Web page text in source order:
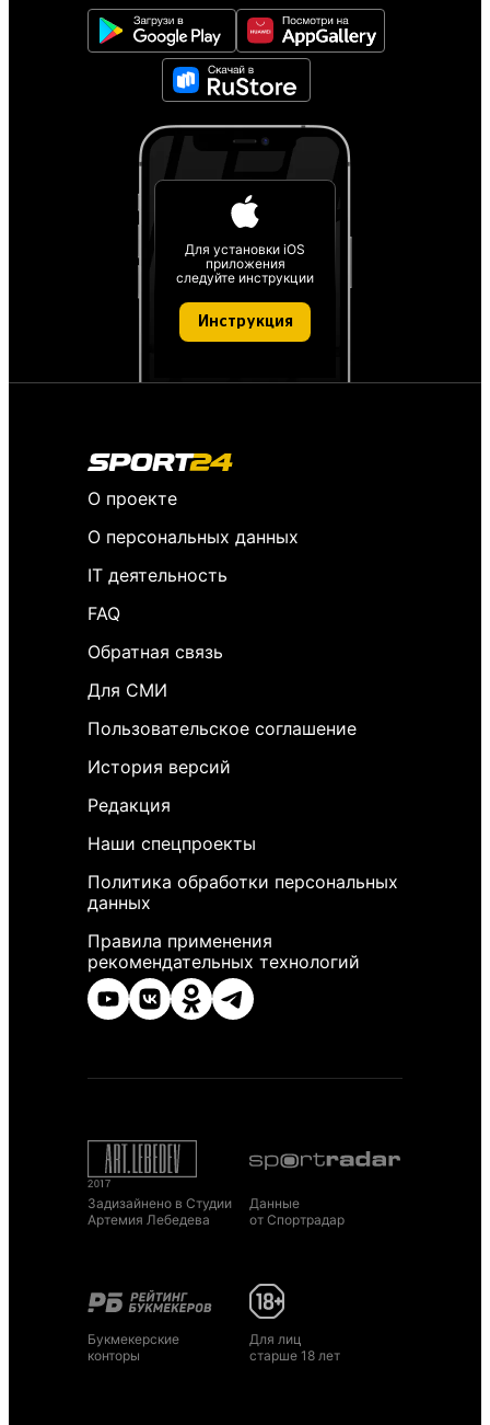
Для установки iOS
приложения
следуйте инструкции
Инструкция
О проекте
О персональных данных
IT деятельность
FAQ
Обратная связь
Для СМИ
Пользовательское соглашение
История версий
Редакция
Наши спецпроекты
Политика обработки персональных
данных
Правила применения
рекомендательных технологий
Задизайнено в Студии
Артемия Лебедева
Данные
от Спортрадар
Букмекерские
конторы
Для лиц
старше 18 лет